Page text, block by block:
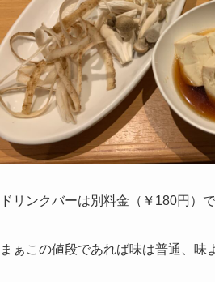
ドリンクバーは別料金（￥180円）
まぁこの値段であれば味は普通、味